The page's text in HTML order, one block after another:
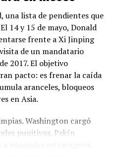
una lista de pendientes que
14 y 15 de mayo, Donald
frente a Xi Jinping
de un mandatario
2017. El objetivo
pacto: es frenar la caída
aranceles, bloqueos
en Asia.
Washington cargó
punitivos. Pekín